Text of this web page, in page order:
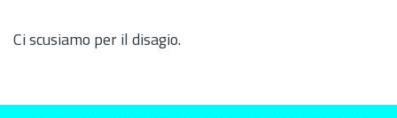
Ci scusiamo per il disagio.